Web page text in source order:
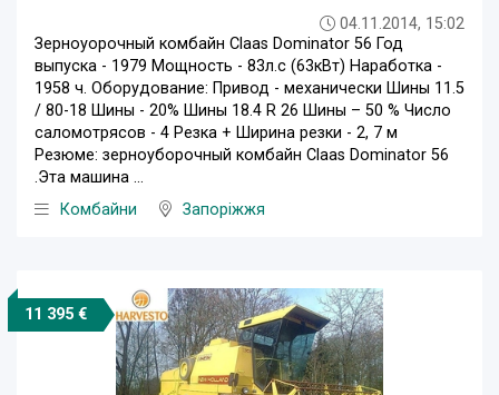
04.11.2014, 15:02
Зерноуорочный комбайн Claas Dominator 56 Год
выпуска - 1979 Мощность - 83л.с (63кВт) Наработка -
1958 ч. Оборудование: Привод - механически Шины 11.5
/ 80-18 Шины - 20% Шины 18.4 R 26 Шины – 50 % Число
саломотрясов - 4 Резка + Ширина резки - 2, 7 м
Резюме: зерноуборочный комбайн Claas Dominator 56
.Эта машина ...
Комбайни
Запоріжжя
11 395 €